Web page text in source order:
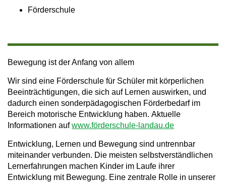
Förderschule
Bewegung ist der Anfang von allem
Wir sind eine Förderschule für Schüler mit körperlichen
Beeinträchtigungen, die sich auf Lernen auswirken, und
dadurch einen sonderpädagogischen Förderbedarf im
Bereich motorische Entwicklung haben. Aktuelle
Informationen aufwww.förderschule-landau.de
Entwicklung, Lernen und Bewegung sind untrennbar
miteinander verbunden. Die meisten selbstverständlichen
Lernerfahrungen machen Kinder im Laufe ihrer
Entwicklung mit Bewegung. Eine zentrale Rolle in unserer